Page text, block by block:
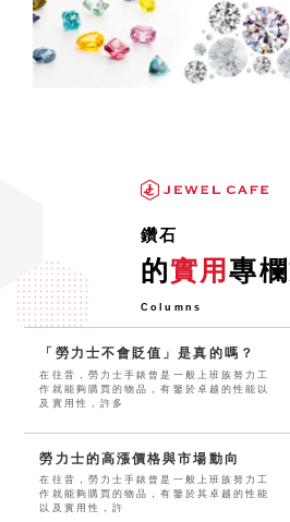
鑽石
的實用專
Columns
「勞力士不會貶值」是真的嗎？
在往昔，勞力士手錶曾是一般上班族努力工
作就能夠購買的物品，有鑒於卓越的性能以
及實用性，許多
勞力士的高漲價格與市場動向
在往昔，勞力士手錶曾是一般上班族努力工
作就能夠購買的物品，有鑒於其卓越的性能
以及實用性，許